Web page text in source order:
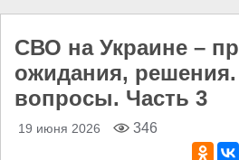
СВО на Украине –
ожидания,
вопросы. Часть 3
19 июня 2026 346